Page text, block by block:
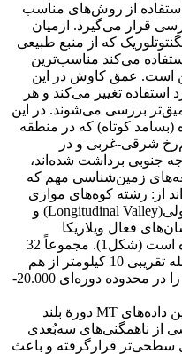
از روش‌های مناسب
قرار می‌گیرد. ازمیان
که از منبع طبیعی
می‌کند مناسب‌ترین
است. عمق کاوش در این
تغییر می‌کند و هر
بررسی می‌شوند. در این
(بسامد کوتاه) که در منطقه
شرقی-غربی و در
جغرافیائی‌ 39.3 و 38.9 درجه جنوبی برداشت شده‌اند،
زمین‌شناسی مهم که
از: رشته کوه‌های موازی
ساحلی (Coastal Cordillera) ، دره طولی(Longitudinal Valley) و
فعال ویلاریکا
(Villarrica) و لایما (Llaima) واقع شده ‌است (شکل1). مجموعاً 32
ایستگاه در امتداد این نیم‌رخ‌ها با فاصله تقریبی 10 کیلومتر از هم
واقع شده‌اند و داده‌های مگنتوتلوریک را در محدوده دوره‌ای 20.000-
مهم‌ترین مشکلی که در استفاده از این داده‌های MT دورة بلند
از ناهمگنی‌های سه‌بُعدی
قرارگرفته و باعث